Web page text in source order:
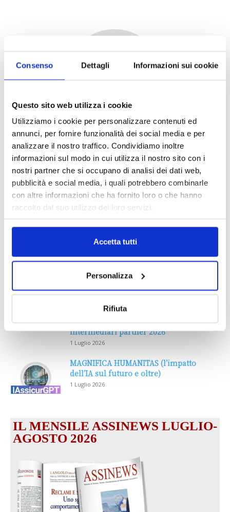
Consenso Dettagli Informazioni sui cookie
Questo sito web utilizza i cookie
Utilizziamo i cookie per personalizzare contenuti ed
annunci, per fornire funzionalità dei social media e per
analizzare il nostro traffico. Condividiamo inoltre
informazioni sul modo in cui utilizza il nostro sito con i
nostri partner che si occupano di analisi dei dati web,
pubblicità e social media, i quali potrebbero combinarle
con altre informazioni che ha fornito loro o che hanno
raccolto dal suo utilizzo dei loro servizi.
Accetta tutti
Personalizza
Rifiuta
DALLE AZIENDENotizie sponsorizzate
Prima Assicurazioni: grande
partecipazione alla Convention degli
intermediari partner 2026
1 Luglio 2026
MAGNIFICA HUMANITAS (l’impatto
dell’IA sul futuro e oltre)
1 Luglio 2026
IL MENSILE ASSINEWS LUGLIO-
AGOSTO 2026